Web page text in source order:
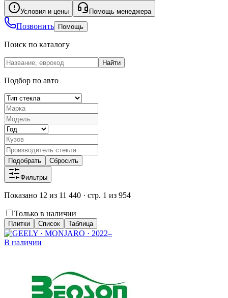
Условия и цены Помощь менеджера
Позвонить Помощь
Поиск по каталогу
Найти
Подбор по авто
Подобрать Сбросить
Фильтры
Показано 12 из 11 440 · стр. 1 из 954
Только в наличии
Плитки Список Таблица
В наличии